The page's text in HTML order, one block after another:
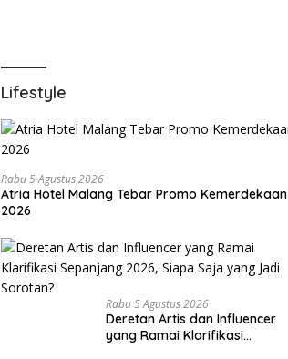
Lifestyle
Rabu 5 Agustus 2026
Atria Hotel Malang Tebar Promo Kemerdekaan
2026
Rabu 5 Agustus 2026
Deretan Artis dan Influencer
yang Ramai Klarifikasi